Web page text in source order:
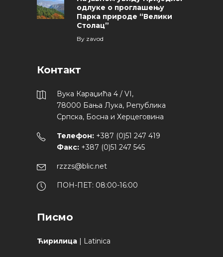
oдлуке о проглашењу
Парка природе “Велики
Столац”
By zavod
Контакт
Вука Караџића 4 / VI,
78000 Бања Лука, Република
Српска, Босна и Херцеговина
Телефон: +387 (0)51 247 419
Факс: +387 (0)51 247 545
rzzzs@blic.net
ПОН-ПЕТ: 08:00-16:00
Писмо
Ћирилица | Latinica